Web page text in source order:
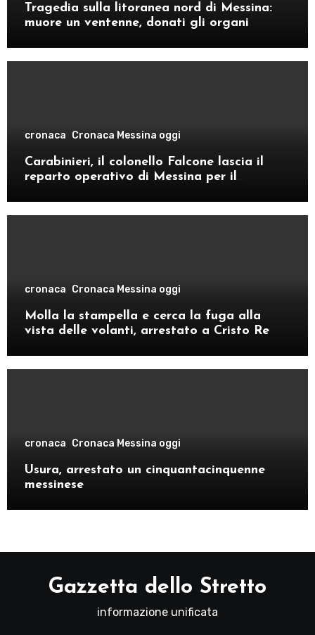
Tragedia sulla litoranea nord di Messina:
muore un ventenne, donati gli organi
cronaca Cronaca Messina oggi
Carabinieri, il colonello Falcone lascia il
reparto operativo di Messina per il
cronaca Cronaca Messina oggi
Molla la stampella e cerca la fuga alla
vista delle volanti, arrestato a Cristo Re
cronaca Cronaca Messina oggi
Usura, arrestato un cinquantacinquenne
messinese
Gazzetta dello Stretto
informazione unificata